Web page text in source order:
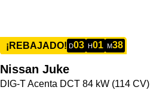
¡REBAJADO! D03 H01 M38
Nissan Juke
DIG-T Acenta DCT 84 kW (114 CV)